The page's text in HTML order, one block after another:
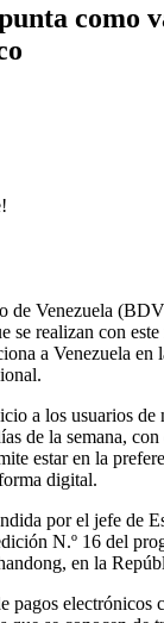
como
de Venezuela
se realizan con
a Venezuela en
a los usuarios
de la semana,
estar en la
digital.
por el jefe de
N.º 16 del
en la
pagos electrónicos